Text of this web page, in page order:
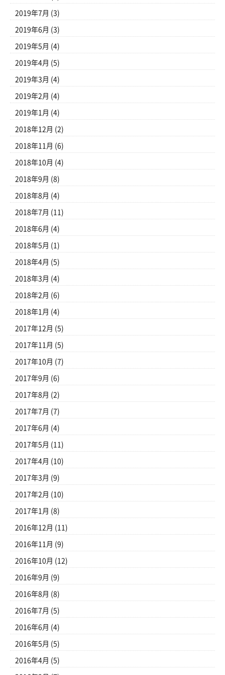
2019年7月 (3)
2019年6月 (3)
2019年5月 (4)
2019年4月 (5)
2019年3月 (4)
2019年2月 (4)
2019年1月 (4)
2018年12月 (2)
2018年11月 (6)
2018年10月 (4)
2018年9月 (8)
2018年8月 (4)
2018年7月 (11)
2018年6月 (4)
2018年5月 (1)
2018年4月 (5)
2018年3月 (4)
2018年2月 (6)
2018年1月 (4)
2017年12月 (5)
2017年11月 (5)
2017年10月 (7)
2017年9月 (6)
2017年8月 (2)
2017年7月 (7)
2017年6月 (4)
2017年5月 (11)
2017年4月 (10)
2017年3月 (9)
2017年2月 (10)
2017年1月 (8)
2016年12月 (11)
2016年11月 (9)
2016年10月 (12)
2016年9月 (9)
2016年8月 (8)
2016年7月 (5)
2016年6月 (4)
2016年5月 (5)
2016年4月 (5)